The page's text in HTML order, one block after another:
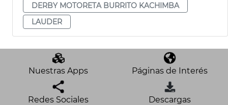
DERBY MOTORETA BURRITO KACHIMBA
LAUDER
Nuestras Apps Páginas de Interés
Redes Sociales Descargas